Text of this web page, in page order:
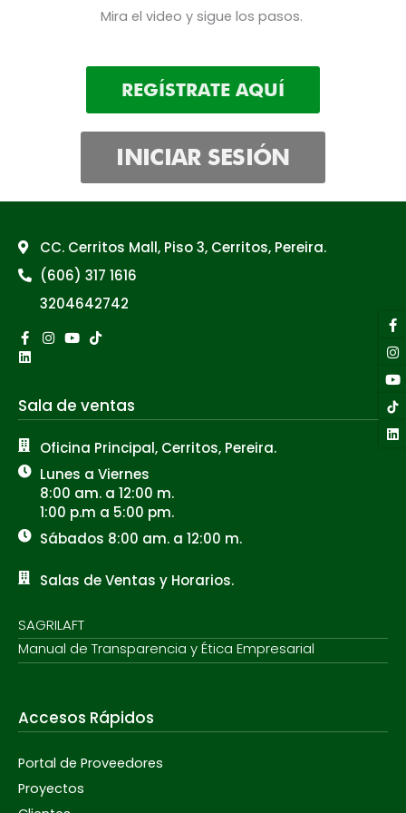
Mira el video y sigue los pasos.
REGÍSTRATE AQUÍ
INICIAR SESIÓN
CC. Cerritos Mall, Piso 3, Cerritos, Pereira.
(606) 317 1616
3204642742
Facebook-
f
Instagram
Youtube
Tiktok
Linkedin
Sala de ventas
Oficina Principal, Cerritos, Pereira.
Lunes a Viernes
8:00 am. a 12:00 m.
1:00 p.m a 5:00 pm.
Sábados 8:00 am. a 12:00 m.
Salas de Ventas y Horarios.
SAGRILAFT
Manual de Transparencia y Ética Empresarial
Accesos Rápidos
Portal de Proveedores
Proyectos
f